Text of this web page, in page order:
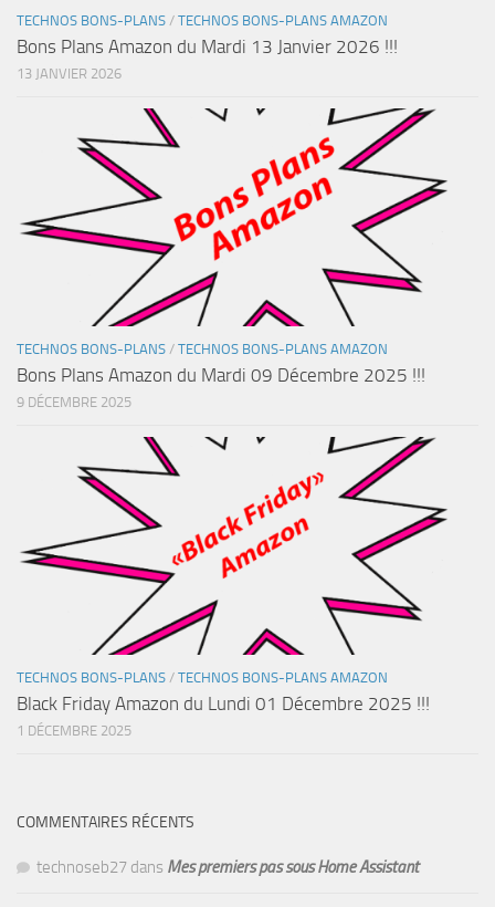
TECHNOS BONS-PLANS / TECHNOS BONS-PLANS AMAZON
Bons Plans Amazon du Mardi 13 Janvier 2026 !!!
13 JANVIER 2026
TECHNOS BONS-PLANS / TECHNOS BONS-PLANS AMAZON
Bons Plans Amazon du Mardi 09 Décembre 2025 !!!
9 DÉCEMBRE 2025
TECHNOS BONS-PLANS / TECHNOS BONS-PLANS AMAZON
Black Friday Amazon du Lundi 01 Décembre 2025 !!!
1 DÉCEMBRE 2025
COMMENTAIRES RÉCENTS
technoseb27 dans Mes premiers pas sous Home Assistant